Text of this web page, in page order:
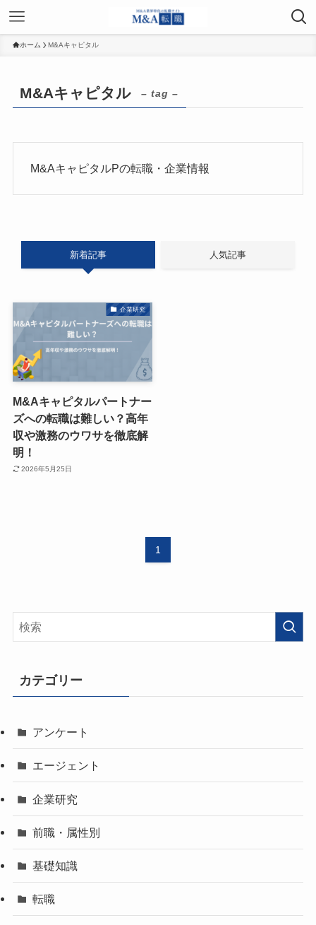
ホーム M&Aキャピタル
M&Aキャピタル – tag –
M&AキャピタルPの転職・企業情報
新着記事 人気記事
企業研究
M&Aキャピタルパートナー
ズへの転職は難しい？高年
収や激務のウワサを徹底解
明！
2026年5月25日
1
カテゴリー
アンケート
エージェント
企業研究
前職・属性別
基礎知識
転職